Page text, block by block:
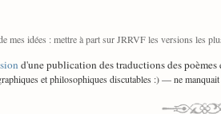
mes idées : mettre à part sur JRRVF les versions les
d'une publication des traductions des poèmes
et philosophiques discutables :) — ne manquait